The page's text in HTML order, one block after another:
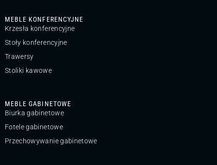
MEBLE KONFERENCYJNE
Krzesła konferencyjne
Stoły konferencyjne
Trawersy
Stoliki kawowe
MEBLE GABINETOWE
Biurka gabinetowe
Fotele gabinetowe
Przechowywanie gabinetowe